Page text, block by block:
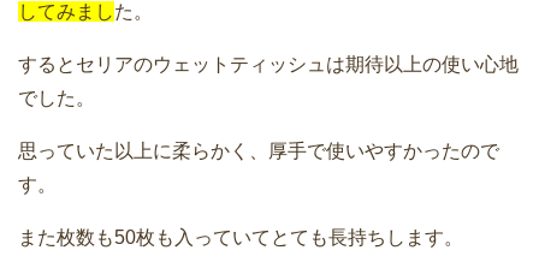
してみました。
するとセリアのウェットティッシュは期待以上の使い心地
でした。
思っていた以上に柔らかく、厚手で使いやすかったので
す。
また枚数も50枚も入っていてとても長持ちします。